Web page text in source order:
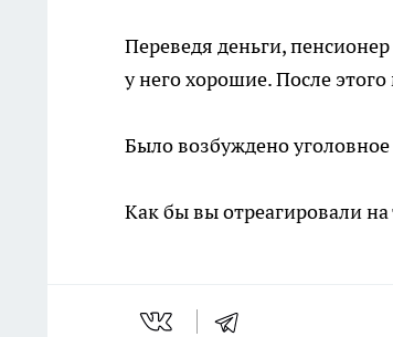
Переведя деньги,
у него хорошие. После
Было возбуждено уголовное
Как бы вы отреагировали